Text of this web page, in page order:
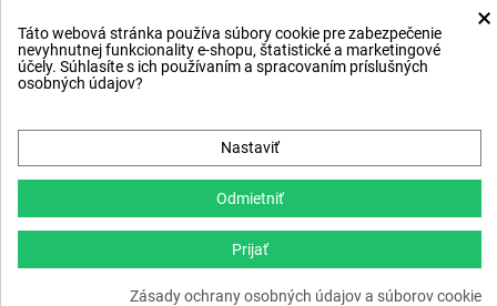
webdesign,ppc›netsuccess.sk
×
Táto webová stránka používa súbory cookie pre zabezpečenie
nevyhnutnej funkcionality e-shopu, štatistické a marketingové
účely. Súhlasíte s ich používaním a spracovaním príslušných
osobných údajov?
Nastaviť
Odmietniť
Prijať
Zásady ochrany osobných údajov a súborov cookie